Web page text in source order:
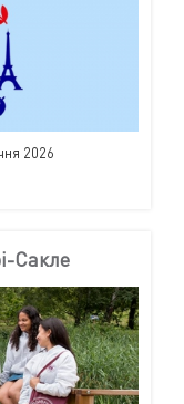
2026
Сакле